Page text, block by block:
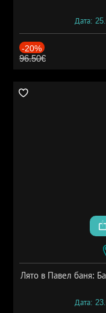
Дата:
-20%
96.50€
Лято в Павел баня:
Дата: